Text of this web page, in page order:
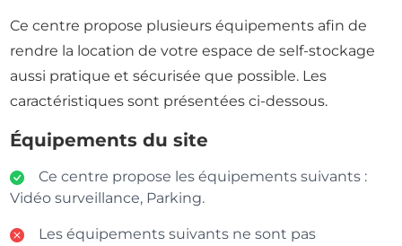
Ce centre propose plusieurs équipements afin de
rendre la location de votre espace de self-stockage
aussi pratique et sécurisée que possible. Les
caractéristiques sont présentées ci-dessous.
Équipements du site
Ce centre propose les équipements suivants :
Vidéo surveillance, Parking.
Les équipements suivants ne sont pas